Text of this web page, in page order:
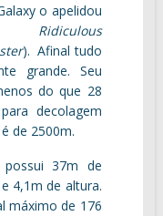
o apelidou
Ridiculous
). Afinal tudo
grande. Seu
do que 28
decolagem
de 2500m.
37m de
4,1m de altura.
máximo de 176